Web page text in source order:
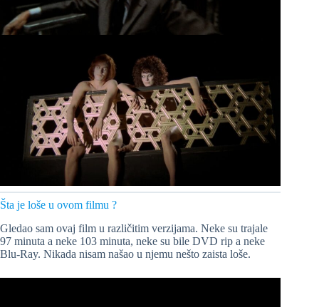
Šta je loše u ovom filmu ?
Gledao sam ovaj film u različitim verzijama. Neke su trajale
97 minuta a neke 103 minuta, neke su bile DVD rip a neke
Blu-Ray. Nikada nisam našao u njemu nešto zaista loše.